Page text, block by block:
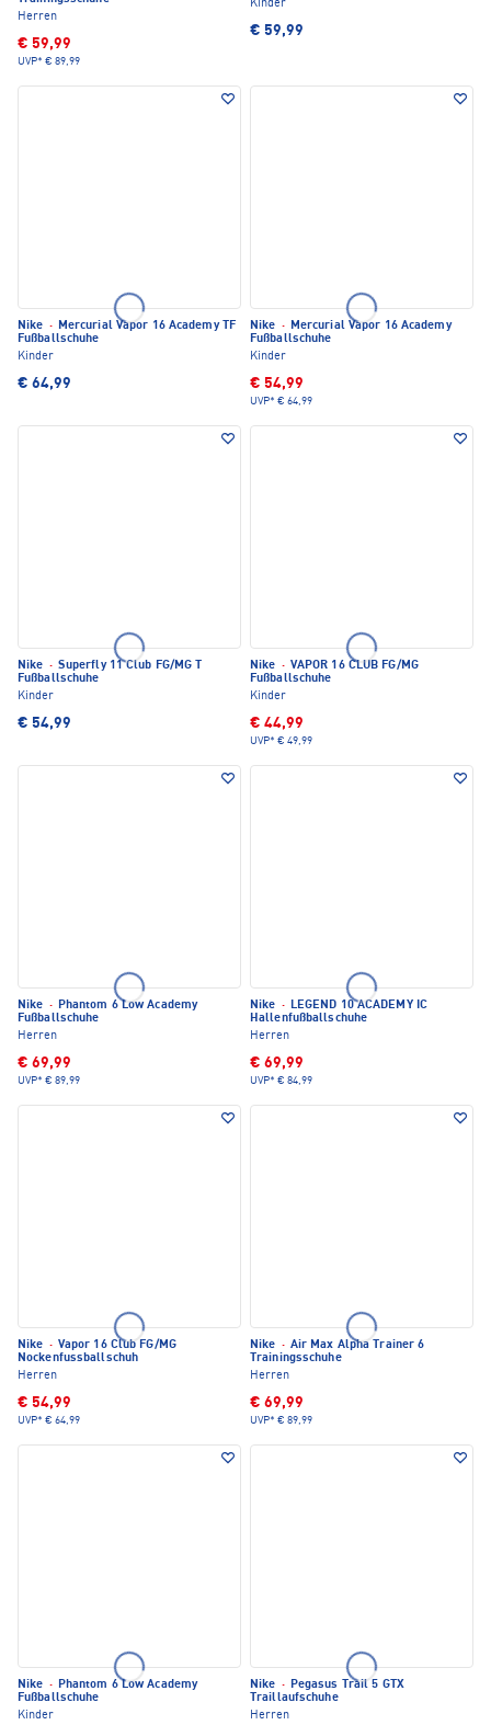
Herren
€ 59,99
UVP* € 89,99
Kinder
€ 59,99
Nike · Mercurial Vapor 16 Academy TF
Fußballschuhe
Kinder
€ 64,99
Nike · Mercurial Vapor 16 Academy
Fußballschuhe
Kinder
€ 54,99
UVP* € 64,99
Nike · Superfly 11 Club FG/MG T
Fußballschuhe
Kinder
€ 54,99
Nike · VAPOR 16 CLUB FG/MG
Fußballschuhe
Kinder
€ 44,99
UVP* € 49,99
Nike · Phantom 6 Low Academy
Fußballschuhe
Herren
€ 69,99
UVP* € 89,99
Nike · LEGEND 10 ACADEMY IC
Hallenfußballschuhe
Herren
€ 69,99
UVP* € 84,99
Nike · Vapor 16 Club FG/MG
Nockenfussballschuh
Herren
€ 54,99
UVP* € 64,99
Nike · Air Max Alpha Trainer 6
Trainingsschuhe
Herren
€ 69,99
UVP* € 89,99
Nike · Phantom 6 Low Academy
Fußballschuhe
Kinder
Nike · Pegasus Trail 5 GTX
Traillaufschuhe
Herren